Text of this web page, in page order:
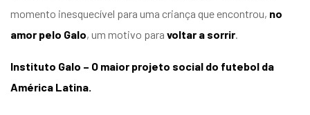
momento inesquecível para uma criança que encontrou, no
amor pelo Galo, um motivo para voltar a sorrir
Instituto Galo – O maior projeto social do futebol da
América Latina.